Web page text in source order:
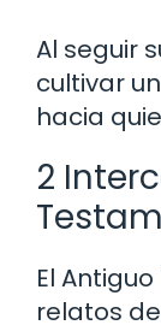
Al seguir
cultivar
hacia
2
El
relatos